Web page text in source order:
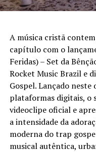
A música cristã
capítulo com o
Feridas) – Set da
Rocket Music Brazil e
Gospel. Lançado neste
plataformas digitais, o
videoclipe oficial e
a intensidade da
moderna do trap
musical autêntica,